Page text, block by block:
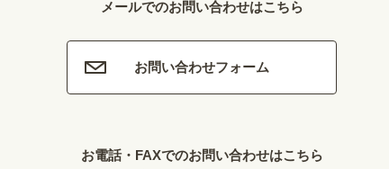
メールでのお問い合わせはこちら
お問い合わせフォーム
お電話・FAXでのお問い合わせはこちら